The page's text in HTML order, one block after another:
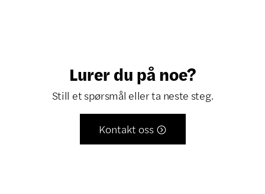
Lurer du på noe?
Still et spørsmål eller ta neste steg.
Kontakt oss 